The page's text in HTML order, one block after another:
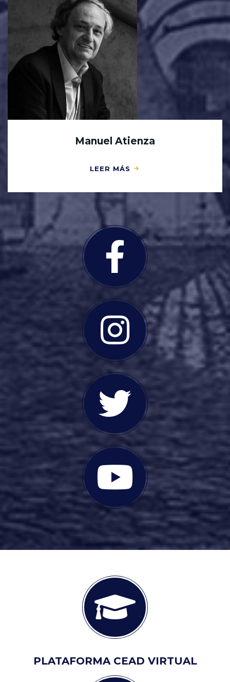
Manuel Atienza
LEER MÁS
PLATAFORMA CEAD VIRTUAL